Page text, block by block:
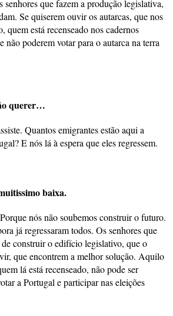
senhores que fazem a produção legislativa,
Se quiserem ouvir os autarcas, que nos
quem está recenseado nos cadernos
não poderem votar para o autarca na terra
querer…
Quantos emigrantes estão aqui a
E nós lá à espera que eles regressem.
baixa.
nós não soubemos construir o futuro.
já regressaram todos. Os senhores que
construir o edifício legislativo, que o
que encontrem a melhor solução. Aquilo
lá está recenseado, não pode ser
a Portugal e participar nas eleições